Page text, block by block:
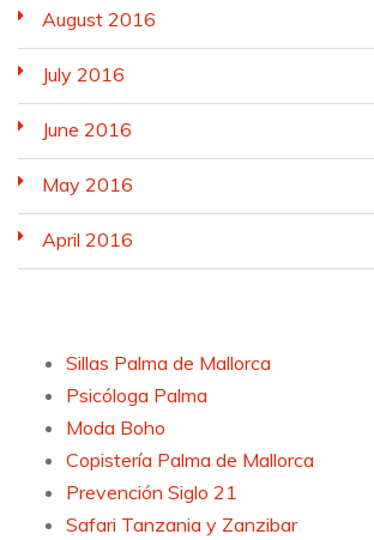
August 2016
July 2016
June 2016
May 2016
April 2016
Sillas Palma de Mallorca
Psicóloga Palma
Moda Boho
Copistería Palma de Mallorca
Prevención Siglo 21
Safari Tanzania y Zanzibar